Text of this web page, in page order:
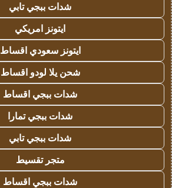
شدات ببجي تابي
ايتونز امريكي
ايتونز سعودي اقساط
شحن يلا لودو اقساط
شدات ببجي اقساط
شدات ببجي تمارا
شدات ببجي تابي
متجر تقسيط
شدات ببجي اقساط